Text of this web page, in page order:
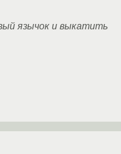
язычок и выкатить